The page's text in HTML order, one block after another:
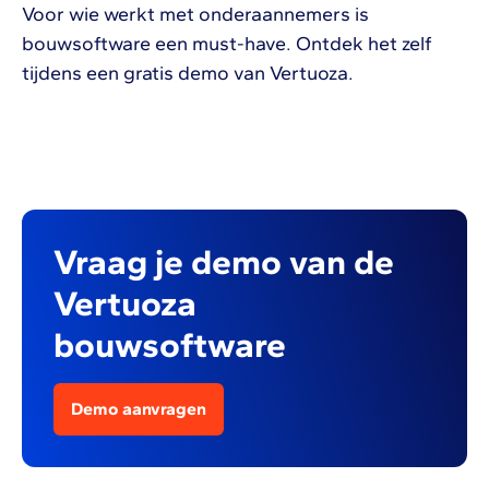
Voor wie werkt met onderaannemers is
bouwsoftware een must-have. Ontdek het zelf
tijdens een gratis demo van Vertuoza.
Vraag je demo van de
Vertuoza
bouwsoftware
Demo aanvragen